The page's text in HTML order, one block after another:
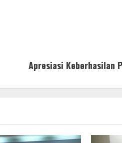
Apresiasi Keberhasilan